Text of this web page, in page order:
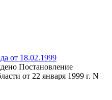
от 18.02.1999
Постановление
от 22 января 1999 г. N